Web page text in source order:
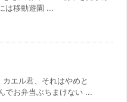
は移動遊園 ...
エル君、それはやめと
でお弁当ぶちまけない ...